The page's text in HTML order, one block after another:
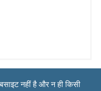
नहीं है और न ही किसी